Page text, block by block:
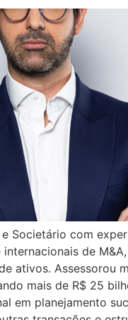
Societário com
de
ativos. Assessorou
mais de R$ 25
em planejamento